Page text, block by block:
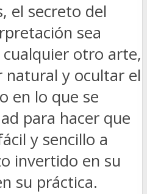
el secreto del
sea
otro arte,
natural y ocultar el
en lo que se
para hacer que
y sencillo a
invertido en su
su práctica.